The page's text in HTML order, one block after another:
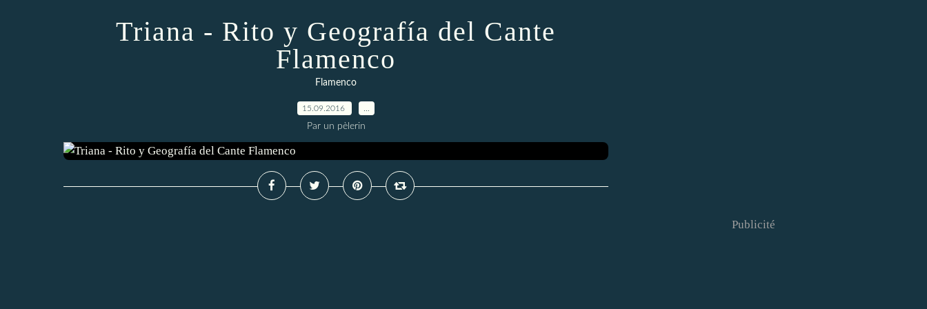
Triana - Rito y Geografía del Cante
Flamenco
Flamenco
15.09.2016
Par un pèlerin
Publicité